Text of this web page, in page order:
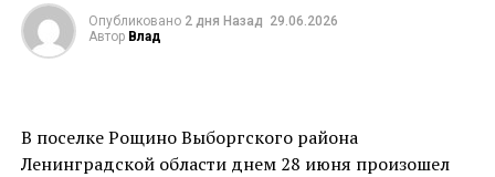
Опубликовано 2 дня Назад 29.06.2026
Автор Влад
В поселке Рощино Выборгского района
Ленинградской области днем 28 июня произошел